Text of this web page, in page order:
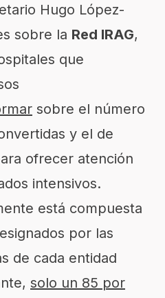
Hugo López-
sobre la Red IRAG,
que
sobre el número
y el de
ofrecer atención
intensivos.
está compuesta
por las
de cada entidad
solo un 85 por